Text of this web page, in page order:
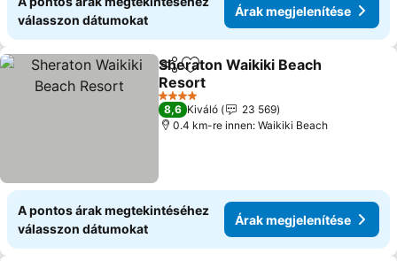
válasszon dátumokat
Árak megjelenítése
MegosztásHozzáadás a kedvencekhez
Sheraton Waikiki Beach
Resort
Árak megjelenítése
4 Kategória
8,6 Kiváló
23 569
0.4 km-re innen: Waikiki Beach
A pontos árak megtekintéséhez
válasszon dátumokat
Árak megjelenítése